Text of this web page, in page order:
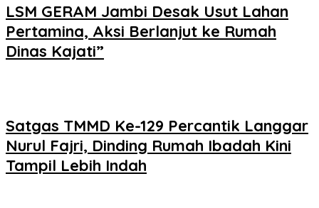
LSM GERAM Jambi Desak Usut Lahan
Pertamina, Aksi Berlanjut ke Rumah
Dinas Kajati”
Satgas TMMD Ke-129 Percantik Langgar
Nurul Fajri, Dinding Rumah Ibadah Kini
Tampil Lebih Indah